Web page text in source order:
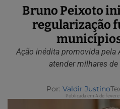
Bruno Peixoto
regularização
Ação inédita promovida pela
atender milhares
Por: Valdir Justino
Publicada em 4 de